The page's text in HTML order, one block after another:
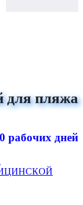
для пляжа
рабочих дней